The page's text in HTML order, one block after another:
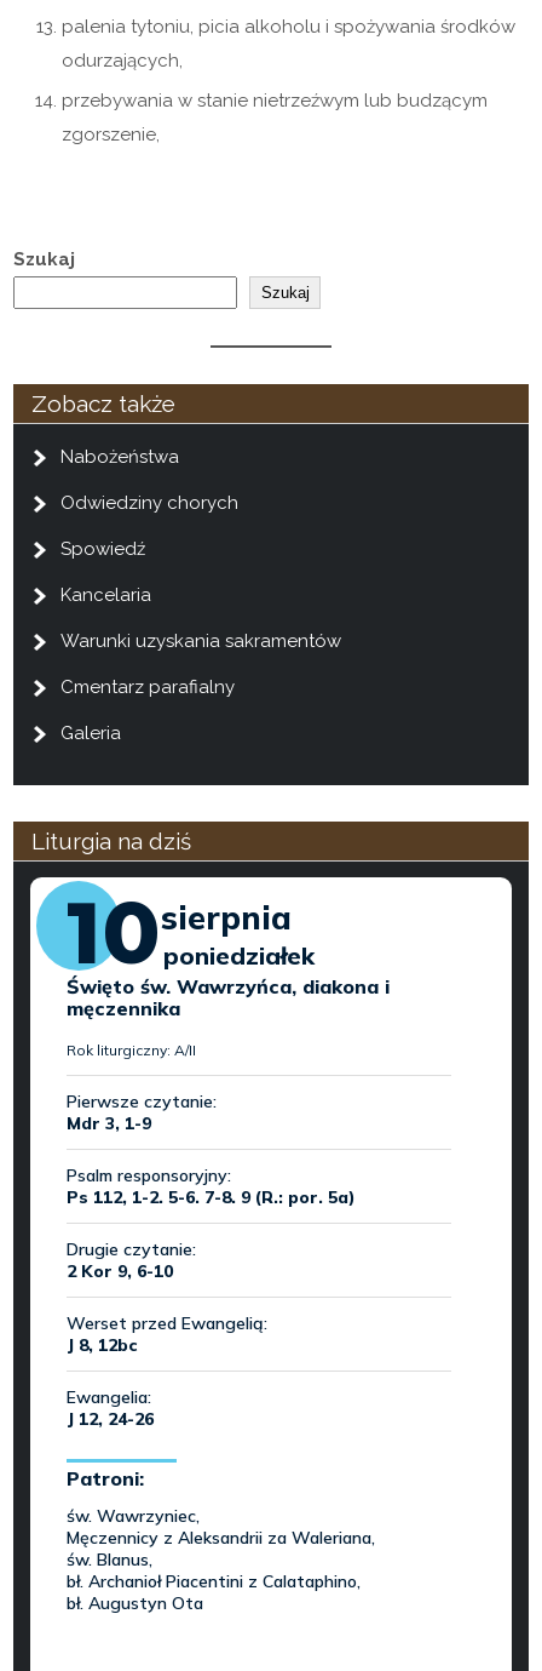
palenia tytoniu, picia alkoholu i spożywania środków
odurzających,
przebywania w stanie nietrzeźwym lub budzącym
zgorszenie,
Szukaj
Szukaj
Zobacz także
Nabożeństwa
Odwiedziny chorych
Spowiedź
Kancelaria
Warunki uzyskania sakramentów
Cmentarz parafialny
Galeria
Liturgia na dziś